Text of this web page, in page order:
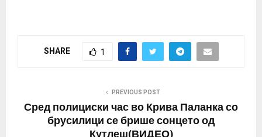
SHARE 1
PREVIOUS POST
Сред полициски час во Крива Паланка со
брусилици се брише сонцето од